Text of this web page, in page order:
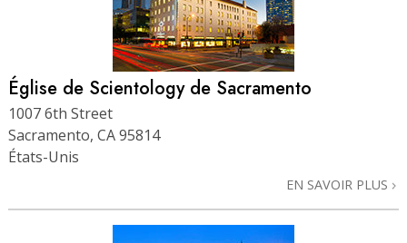
Église de Scientology de Sacramento
1007 6th Street
Sacramento, CA 95814
États-Unis
EN SAVOIR PLUS